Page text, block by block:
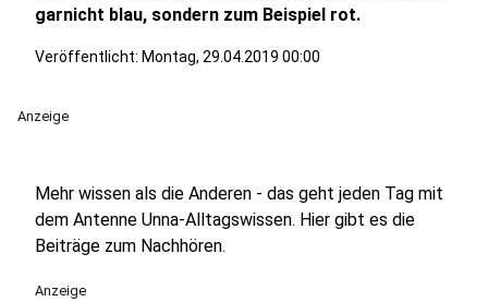
garnicht blau, sondern zum Beispiel rot.
Veröffentlicht: Montag, 29.04.2019 00:00
Anzeige
Mehr wissen als die Anderen - das geht jeden Tag mit
dem Antenne Unna-Alltagswissen. Hier gibt es die
Beiträge zum Nachhören.
Anzeige